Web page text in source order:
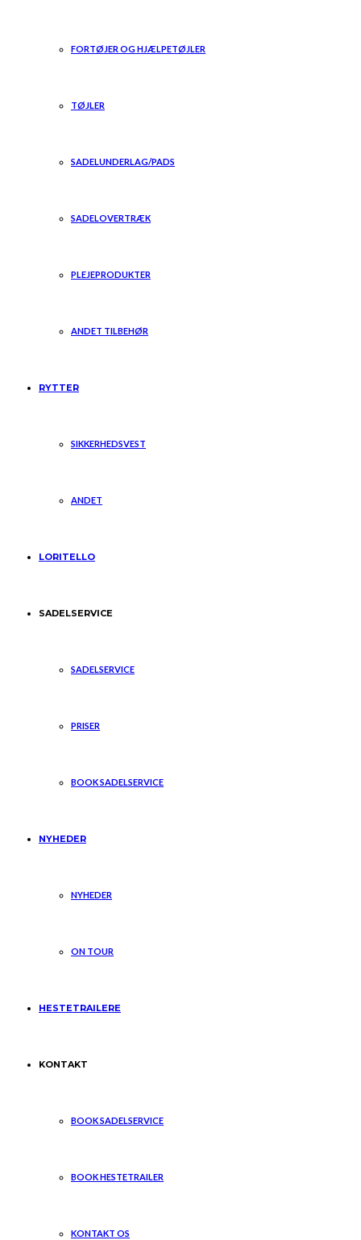
FORTØJER OG HJÆLPETØJLER
TØJLER
SADELUNDERLAG/PADS
SADELOVERTRÆK
PLEJEPRODUKTER
ANDET TILBEHØR
RYTTER
SIKKERHEDSVEST
ANDET
LORITELLO
SADELSERVICE
SADELSERVICE
PRISER
BOOK SADELSERVICE
NYHEDER
NYHEDER
ON TOUR
HESTETRAILERE
KONTAKT
BOOK SADELSERVICE
BOOK HESTETRAILER
KONTAKT OS